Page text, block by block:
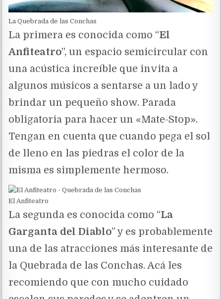
La Quebrada de las Conchas
La primera es conocida como “El
Anfiteatro”, un espacio semicircular con
una acústica increíble que invita a
algunos músicos a sentarse a un lado y
brindar un pequeño show. Parada
obligatoria para hacer un «Mate-Stop».
Tengan en cuenta que cuando pega el sol
de lleno en las piedras el color de la
misma es simplemente hermoso.
El Anfiteatro
La segunda es conocida como “La
Garganta del Diablo” y es probablemente
una de las atracciones más interesante de
la Quebrada de las Conchas. Acá les
recomiendo que con mucho cuidado